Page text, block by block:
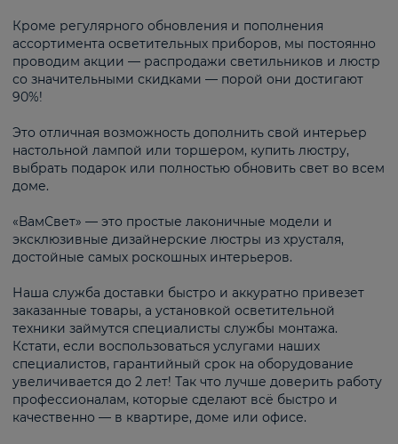
Кроме регулярного обновления и пополнения
ассортимента осветительных приборов, мы постоянно
проводим акции — распродажи светильников и люстр
со значительными скидками — порой они достигают
90%!
Это отличная возможность дополнить свой интерьер
настольной лампой или торшером, купить люстру,
выбрать подарок или полностью обновить свет во всем
доме.
«ВамСвет» — это простые лаконичные модели и
эксклюзивные дизайнерские люстры из хрусталя,
достойные самых роскошных интерьеров.
Наша служба доставки быстро и аккуратно привезет
заказанные товары, а установкой осветительной
техники займутся специалисты службы монтажа.
Кстати, если воспользоваться услугами наших
специалистов, гарантийный срок на оборудование
увеличивается до 2 лет! Так что лучше доверить работу
профессионалам, которые сделают всё быстро и
качественно — в квартире, доме или офисе.